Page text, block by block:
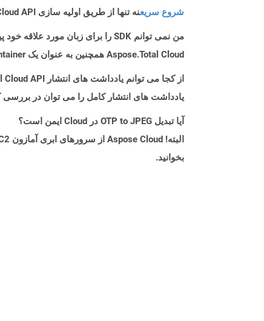
شروع سریعنه تنها از طریق اولیه سازی Aspose.Total Cloud API راهنمایی می کند، بلکه به نصب کتابخانه های مورد نیاز نیز کمک می کند.
من نمی توانم SDK را برای زبان مورد علاقه خود پیدا کنم. باید چکار کنم؟
Aspose.Total Cloud همچنین به عنوان یک Docker Container در دسترس است. در صورتی که SDK مورد نیاز شما هنوز در دسترس نیست، از آن با cURL استفاده کنید.
از کجا می توانم یادداشت های انتشار Aspose.Total Cloud API را برای C++ پیدا کنم؟
یادداشت های انتشار کامل را می توان در بررسی
آیا تبدیل OTP to JPEG در Cloud ایمن است؟
بخوانید.